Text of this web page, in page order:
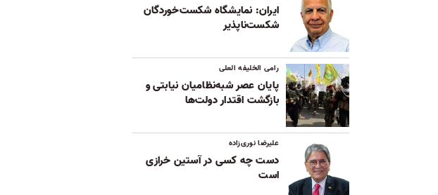
ایران: نمایشگاه شکست‌خوردگان
شکست‌ناپذیر
رامی الخلیفه العلی
پایان عصر شبه‌نظامیان نیابتی و
بازگشت اقتدار دولت‌ها
علیرضا نوری‌زاده
دست چه کسی در آستین خرازی
است